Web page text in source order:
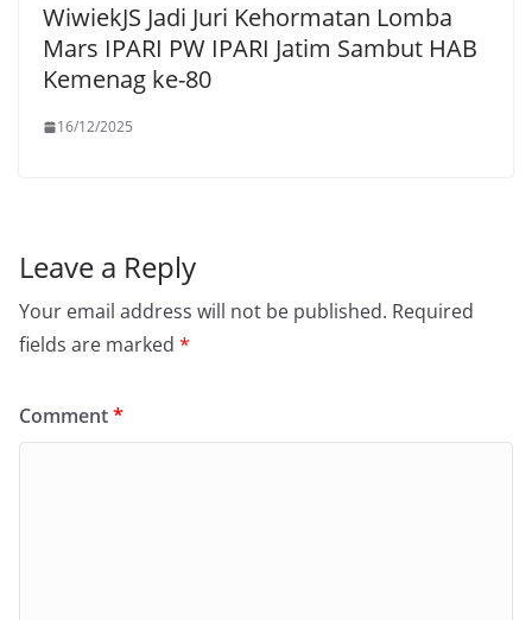
WiwiekJS Jadi Juri Kehormatan Lomba
Mars IPARI PW IPARI Jatim Sambut HAB
Kemenag ke-80
16/12/2025
Leave a Reply
Your email address will not be published. Required
fields are marked *
Comment*